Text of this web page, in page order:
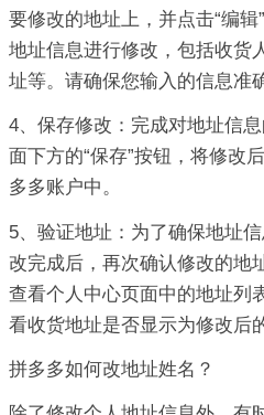
要修改的地址上，并点击“编
地址信息进行修改，包括收货
址等。请确保您输入的信息准
4、保存修改：完成对地址信
面下方的“保存”按钮，将修改
多多账户中。
5、验证地址：为了确保地址
改完成后，再次确认修改的地
查看个人中心页面中的地址列
看收货地址是否显示为修改后
拼多多如何改地址姓名？